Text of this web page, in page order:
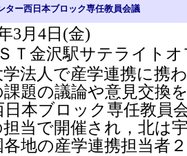
ター西日本ブロック専任教員会議
3月4日(金)
Ｔ金沢駅サテライト
法人で産学連携に携
課題の議論や意見交換
本ブロック専任教員
当で開催され，北は
地の産学連携担当者